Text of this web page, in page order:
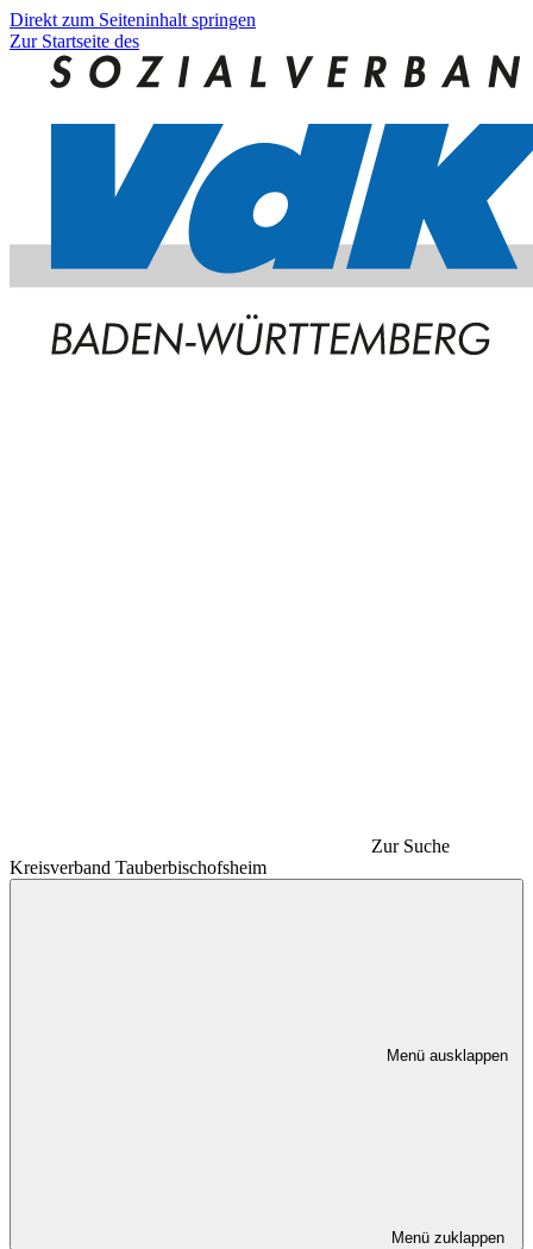
Direkt zum Seiteninhalt springen
Zur Startseite des
Zur Suche
Kreisverband Tauberbischofsheim
Menü ausklappen
Menü zuklappen